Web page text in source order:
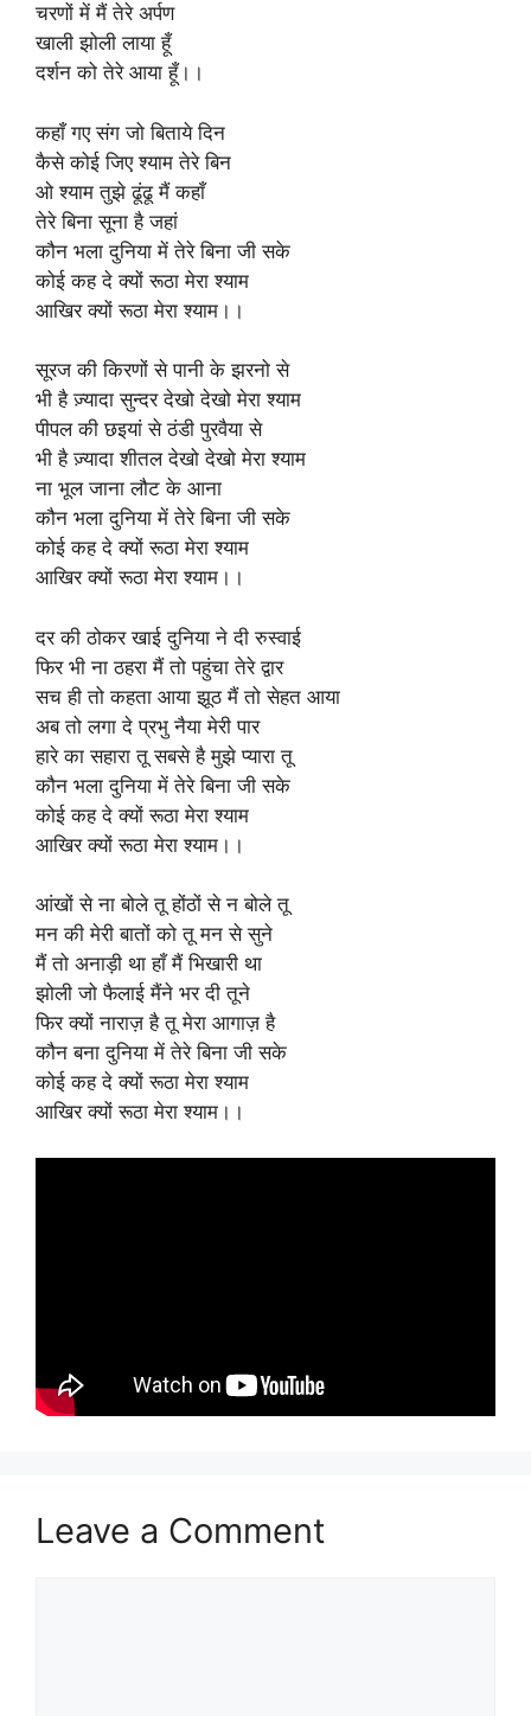
चरणों में मैं तेरे अर्पण
खाली झोली लाया हूँ
दर्शन को तेरे आया हूँ।।
कहाँ गए संग जो बिताये दिन
कैसे कोई जिए श्याम तेरे बिन
ओ श्याम तुझे ढूंढू मैं कहाँ
तेरे बिना सूना है जहां
कौन भला दुनिया में तेरे बिना जी सके
कोई कह दे क्यों रूठा मेरा श्याम
आखिर क्यों रूठा मेरा श्याम।।
सूरज की किरणों से पानी के झरनो से
भी है ज़्यादा सुन्दर देखो देखो मेरा श्याम
पीपल की छइयां से ठंडी पुरवैया से
भी है ज़्यादा शीतल देखो देखो मेरा श्याम
ना भूल जाना लौट के आना
कौन भला दुनिया में तेरे बिना जी सके
कोई कह दे क्यों रूठा मेरा श्याम
आखिर क्यों रूठा मेरा श्याम।।
दर की ठोकर खाई दुनिया ने दी रुस्वाई
फिर भी ना ठहरा मैं तो पहुंचा तेरे द्वार
सच ही तो कहता आया झूठ मैं तो सेहत आया
अब तो लगा दे प्रभु नैया मेरी पार
हारे का सहारा तू सबसे है मुझे प्यारा तू
कौन भला दुनिया में तेरे बिना जी सके
कोई कह दे क्यों रूठा मेरा श्याम
आखिर क्यों रूठा मेरा श्याम।।
आंखों से ना बोले तू होंठों से न बोले तू
मन की मेरी बातों को तू मन से सुने
मैं तो अनाड़ी था हाँ मैं भिखारी था
झोली जो फैलाई मैंने भर दी तूने
फिर क्यों नाराज़ है तू मेरा आगाज़ है
कौन बना दुनिया में तेरे बिना जी सके
कोई कह दे क्यों रूठा मेरा श्याम
आखिर क्यों रूठा मेरा श्याम।।
Leave a Comment